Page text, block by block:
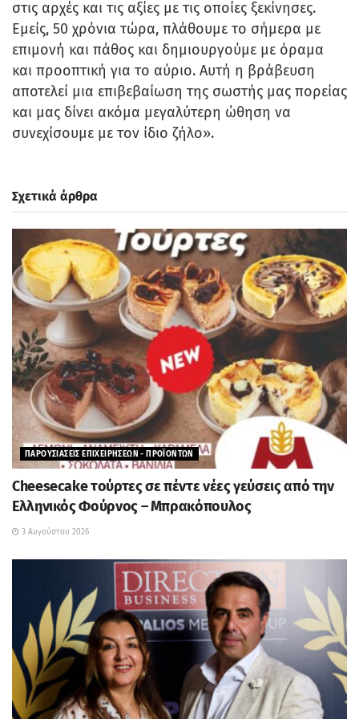
στις αρχές και τις αξίες με τις οποίες ξεκίνησες.
Εμείς, 50 χρόνια τώρα, πλάθουμε το σήμερα με
επιμονή και πάθος και δημιουργούμε με όραμα
και προοπτική για το αύριο. Αυτή η βράβευση
αποτελεί μια επιβεβαίωση της σωστής μας πορείας
και μας δίνει ακόμα μεγαλύτερη ώθηση να
συνεχίσουμε με τον ίδιο ζήλο».
Σχετικά άρθρα
ΠΑΡΟΥΣΙΑΣΕΙΣ ΕΠΙΧΕΙΡΗΣΕΩΝ - ΠΡΟΪΟΝΤΩΝ
Cheesecake τούρτες σε πέντε νέες γεύσεις από την
Ελληνικός Φούρνος – Μπρακόπουλος
3 Αυγούστου 2026